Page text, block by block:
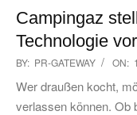
Campingaz
Technologie vor
2026-
04-
01
BY: PR-GATEWAY ON:
Wer draußen kocht,
verlassen können. Ob